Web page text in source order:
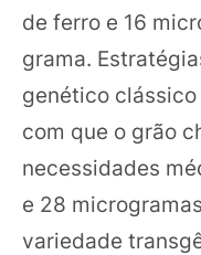
de ferro e 16
grama.
genético
com que o grão
necessidades
e 28
variedade